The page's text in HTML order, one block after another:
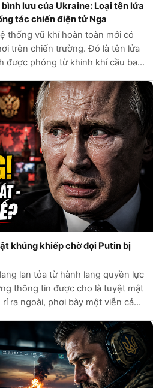
lưu của Ukraine: Loại tên lửa
tác chiến điện tử Nga
thống vũ khí hoàn toàn mới có
trên chiến trường. Đó là tên lửa
được phóng từ khinh khí cầu bay
khủng khiếp chờ đợi Putin bị
lan tỏa từ hành lang quyền lực
thông tin được cho là tuyệt mật
ra ngoài, phơi bày một viễn cảnh